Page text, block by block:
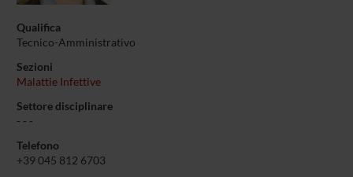
Qualifica
Tecnico-Amministrativo
Sezioni
Malattie Infettive
Settore disciplinare
- - -
Telefono
+39 045 812 6703